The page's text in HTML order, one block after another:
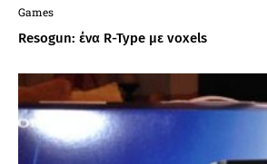
Games
Resogun: ένα R-Type με voxels